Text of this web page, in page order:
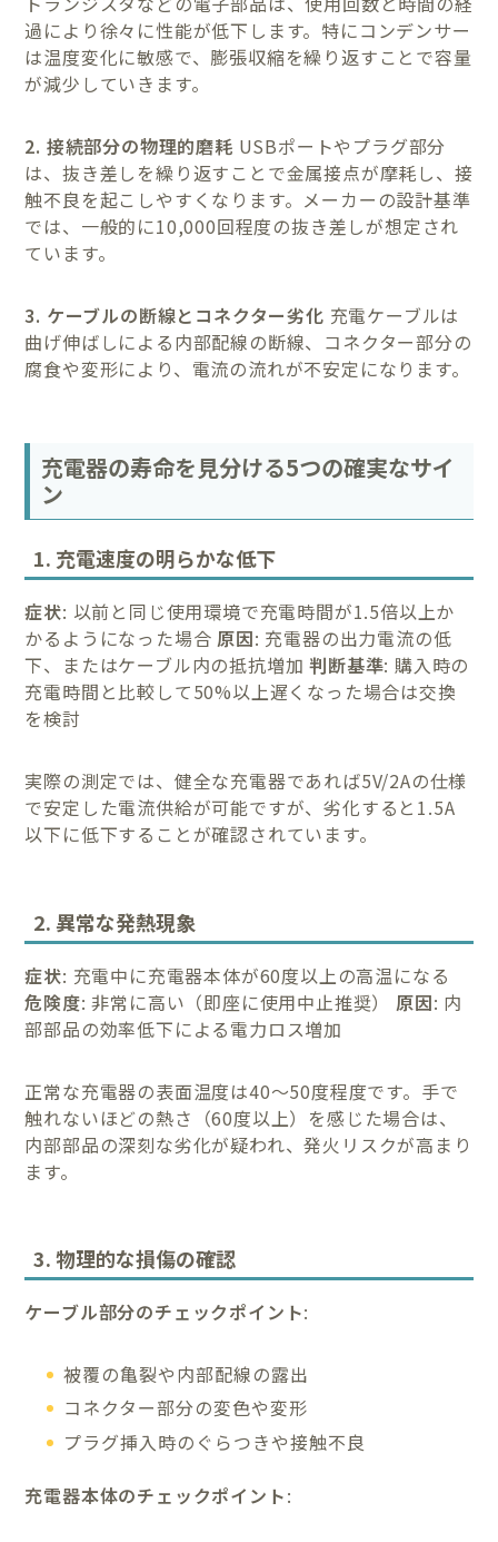
過により徐々に性能が低下します。特にコンデンサー
は温度変化に敏感で、膨張収縮を繰り返すことで容量
が減少していきます。
2. 接続部分の物理的磨耗 USBポートやプラグ部分
は、抜き差しを繰り返すことで金属接点が摩耗し、接
触不良を起こしやすくなります。メーカーの設計基準
では、一般的に10,000回程度の抜き差しが想定され
ています。
3. ケーブルの断線とコネクター劣化 充電ケーブルは
曲げ伸ばしによる内部配線の断線、コネクター部分の
腐食や変形により、電流の流れが不安定になります。
充電器の寿命を見分ける5つの確実なサイ
ン
1. 充電速度の明らかな低下
症状: 以前と同じ使用環境で充電時間が1.5倍以上か
かるようになった場合 原因: 充電器の出力電流の低
下、またはケーブル内の抵抗増加判断基準: 購入時の
充電時間と比較して50%以上遅くなった場合は交換
を検討
実際の測定では、健全な充電器であれば5V/2Aの仕様
で安定した電流供給が可能ですが、劣化すると1.5A
以下に低下することが確認されています。
2. 異常な発熱現象
症状: 充電中に充電器本体が60度以上の高温になる
危険度: 非常に高い（即座に使用中止推奨） 原因: 内
部部品の効率低下による電力ロス増加
正常な充電器の表面温度は40～50度程度です。手で
触れないほどの熱さ（60度以上）を感じた場合は、
内部部品の深刻な劣化が疑われ、発火リスクが高まり
ます。
3. 物理的な損傷の確認
ケーブル部分のチェックポイント:
被覆の亀裂や内部配線の露出
コネクター部分の変色や変形
プラグ挿入時のぐらつきや接触不良
充電器本体のチェックポイント: